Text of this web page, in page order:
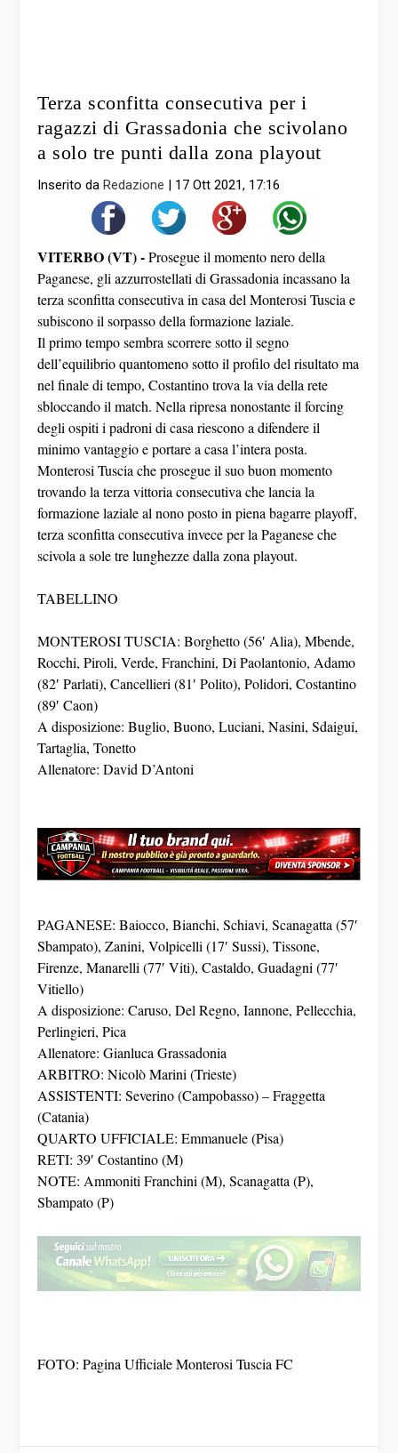
Terza sconfitta consecutiva per i
ragazzi di Grassadonia che scivolano
a solo tre punti dalla zona playout
Inserito daRedazione | 17 Ott 2021, 17:16
VITERBO (VT) -Prosegue il momento nero della
Paganese, gli azzurrostellati di Grassadonia incassano la
terza sconfitta consecutiva in casa del Monterosi Tuscia e
subiscono il sorpasso della formazione laziale.
Il primo tempo sembra scorrere sotto il segno
dell’equilibrio quantomeno sotto il profilo del risultato ma
nel finale di tempo, Costantino trova la via della rete
sbloccando il match. Nella ripresa nonostante il forcing
degli ospiti i padroni di casa riescono a difendere il
minimo vantaggio e portare a casa l’intera posta.
Monterosi Tuscia che prosegue il suo buon momento
trovando la terza vittoria consecutiva che lancia la
formazione laziale al nono posto in piena bagarre playoff,
terza sconfitta consecutiva invece per la Paganese che
scivola a sole tre lunghezze dalla zona playout.
TABELLINO
MONTEROSI TUSCIA: Borghetto (56′ Alia), Mbende,
Rocchi, Piroli, Verde, Franchini, Di Paolantonio, Adamo
(82′ Parlati), Cancellieri (81′ Polito), Polidori, Costantino
(89′ Caon)
A disposizione: Buglio, Buono, Luciani, Nasini, Sdaigui,
Tartaglia, Tonetto
Allenatore: David D’Antoni
PAGANESE: Baiocco, Bianchi, Schiavi, Scanagatta (57′
Sbampato), Zanini, Volpicelli (17′ Sussi), Tissone,
Firenze, Manarelli (77′ Viti), Castaldo, Guadagni (77′
Vitiello)
A disposizione: Caruso, Del Regno, Iannone, Pellecchia,
Perlingieri, Pica
Allenatore: Gianluca Grassadonia
ARBITRO: Nicolò Marini (Trieste)
ASSISTENTI: Severino (Campobasso) – Fraggetta
(Catania)
QUARTO UFFICIALE: Emmanuele (Pisa)
RETI: 39′ Costantino (M)
NOTE: Ammoniti Franchini (M), Scanagatta (P),
Sbampato (P)
FOTO: Pagina Ufficiale Monterosi Tuscia FC